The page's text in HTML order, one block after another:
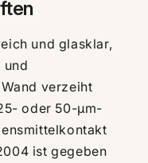
und glasklar,
und
verzeiht
oder 50-µm-
ist gegeben